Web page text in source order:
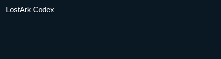
LostArk Codex